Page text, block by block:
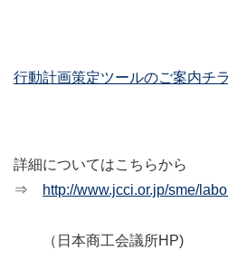
行動計画策定ツールのご案内チ
詳細についてはこちらから
⇒
http://www.jcci.or.jp/sme/
（日本商工会議所HP)